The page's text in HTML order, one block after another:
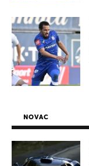
NOVAC